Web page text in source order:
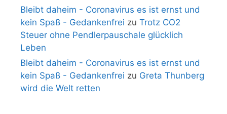
Bleibt daheim - Coronavirus es ist ernst und
kein Spaß - Gedankenfrei zu Trotz CO2
Steuer ohne Pendlerpauschale glücklich
Leben
Bleibt daheim - Coronavirus es ist ernst und
kein Spaß - Gedankenfrei zu Greta Thunberg
wird die Welt retten